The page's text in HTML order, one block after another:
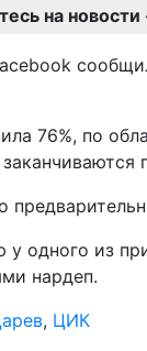
на новости
76%, по
у одного из
нардеп.
, ЦИК